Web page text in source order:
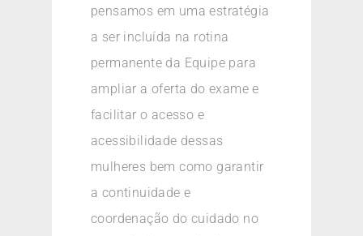
pensamos em uma estratégia
a ser incluída na rotina
permanente da Equipe para
ampliar a oferta do exame e
facilitar o acesso e
acessibilidade dessas
mulheres bem como garantir
a continuidade e
coordenação do cuidado no